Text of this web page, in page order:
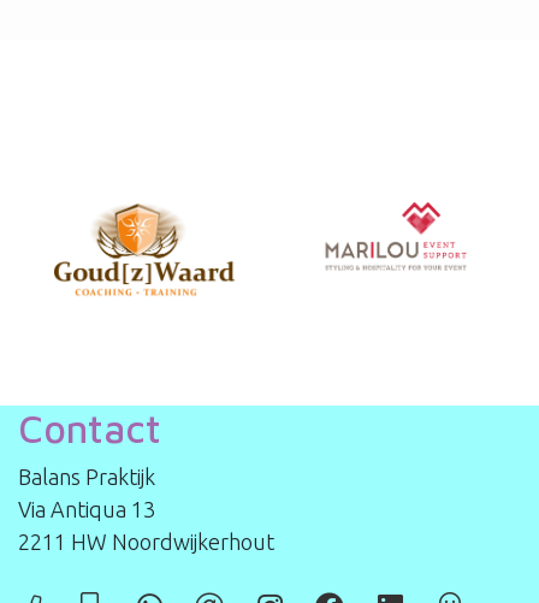
Contact
Balans Praktijk
Via Antiqua 13
2211 HW Noordwijkerhout